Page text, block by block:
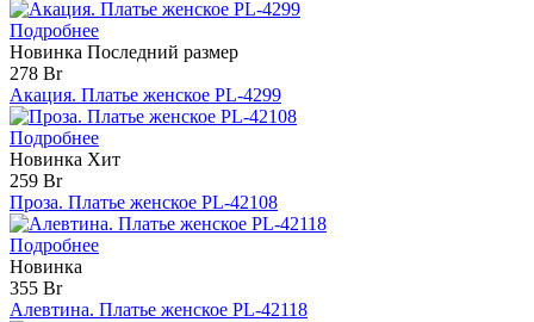
Подробнее
Новинка Последний размер
278 Br
Акация. Платье женское PL-4299
Подробнее
Новинка Хит
259 Br
Проза. Платье женское PL-42108
Подробнее
Новинка
355 Br
Алевтина. Платье женское PL-42118